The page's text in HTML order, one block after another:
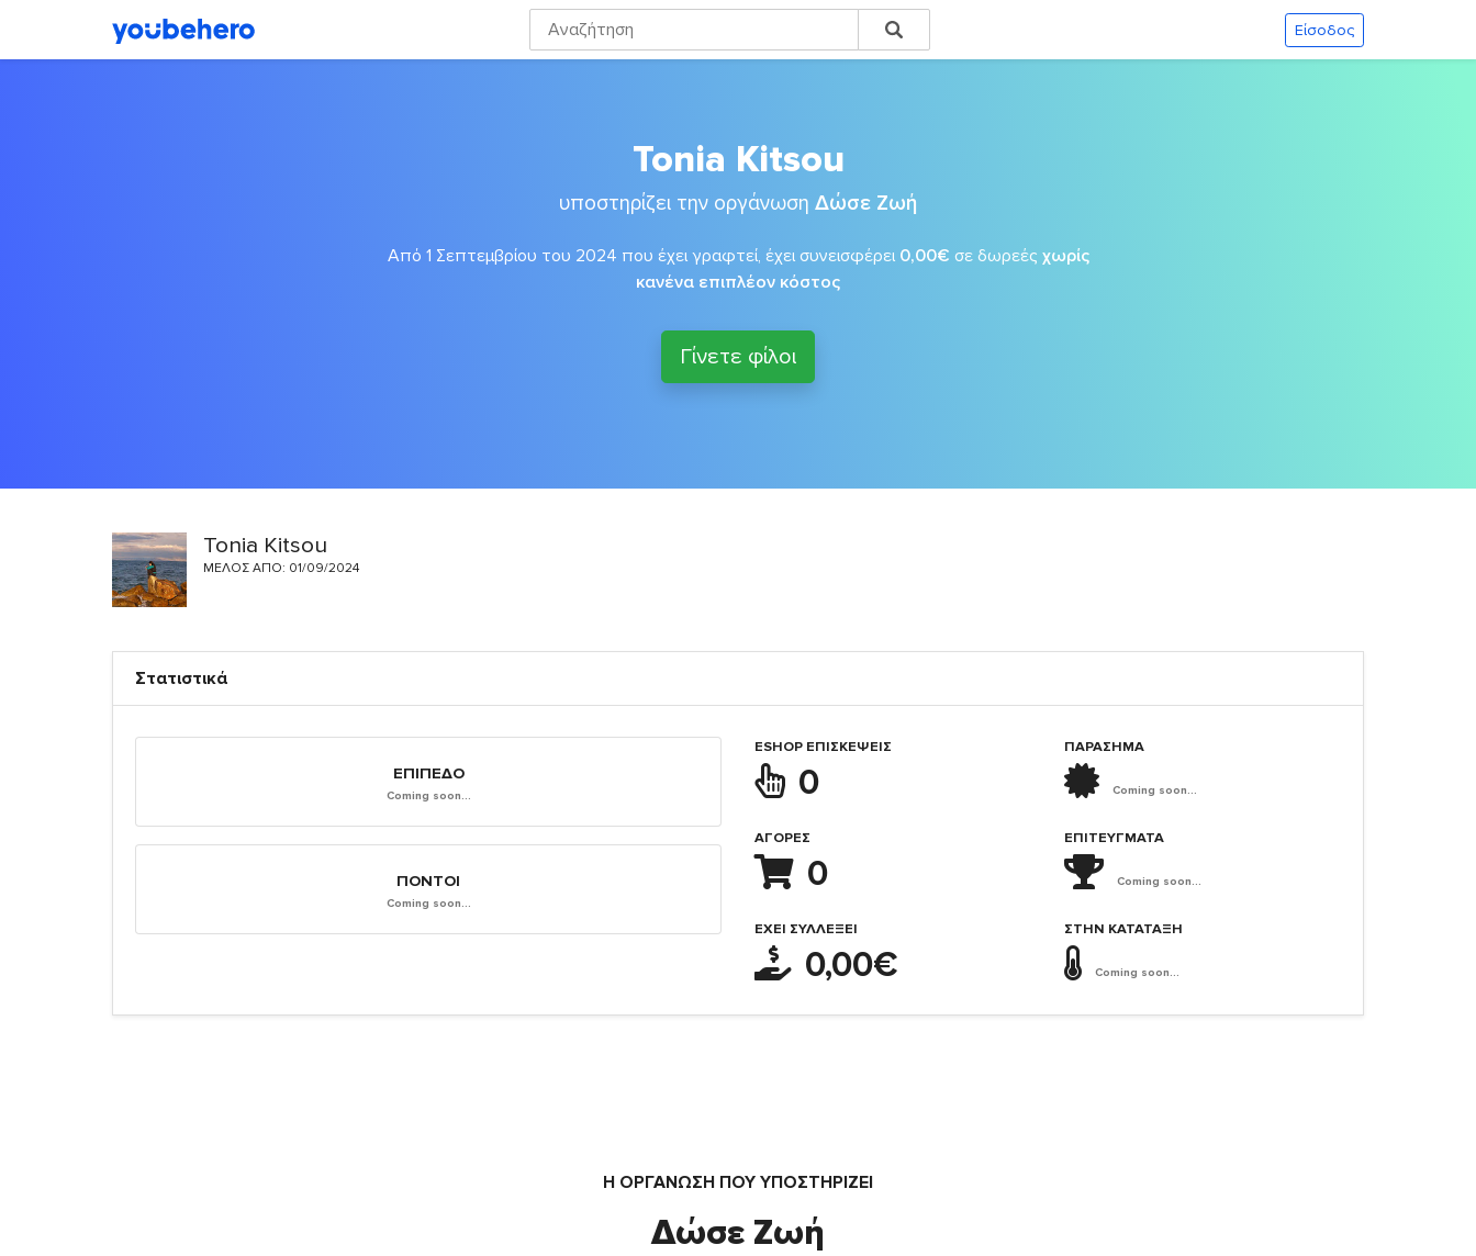
Είσοδος
Tonia Kitsou
υποστηρίζει την οργάνωση Δώσε Ζωή
Από 1 Σεπτεμβρίου του 2024 που έχει γραφτεί, έχει συνεισφέρει 0,00€ σε δωρεές χωρίς
κανένα επιπλέον κόστος
Γίνετε φίλοι
Tonia Kitsou
ΜΈΛΟΣ ΑΠΌ: 01/09/2024
Στατιστικά
ΕΠΊΠΕΔΟ
Coming soon...
ΠΌΝΤΟΙ
Coming soon...
ESHOP ΕΠΙΣΚΈΨΕΙΣ
0
ΑΓΟΡΈΣ
0
ΈΧΕΙ ΣΥΛΛΈΞΕΙ
0,00€
ΠΑΡΑΣΗΜΑ
Coming soon...
ΕΠΙΤΕΎΓΜΑΤΑ
Coming soon...
ΣΤΗΝ ΚΑΤΆΤΑΞΗ
Coming soon...
Η ΟΡΓΆΝΩΣΗ ΠΟΥ ΥΠΟΣΤΗΡΙΖΕΙ
Δώσε Ζωή